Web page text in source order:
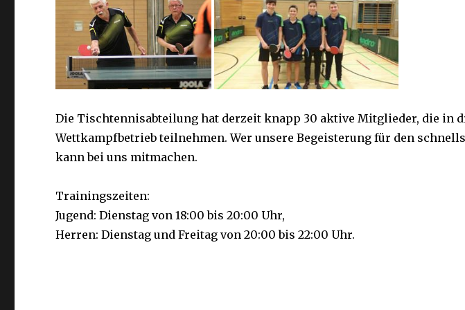
Die Tischtennisabteilung hat derzeit knapp 30 aktive Mitglieder, die in
Wettkampfbetrieb teilnehmen. Wer unsere Begeisterung für den
kann bei uns mitmachen.
Trainingszeiten:
Jugend: Dienstag von 18:00 bis 20:00 Uhr,
Herren: Dienstag und Freitag von 20:00 bis 22:00 Uhr.